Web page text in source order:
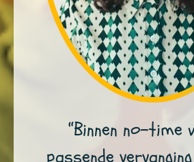
“Binnen no-time
passende